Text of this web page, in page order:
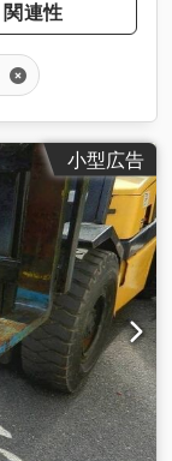
関連性
小型広告